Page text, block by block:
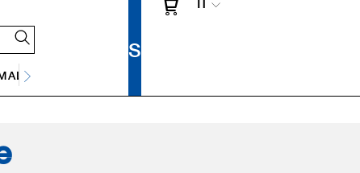
DELLE ACQUE REFLUE